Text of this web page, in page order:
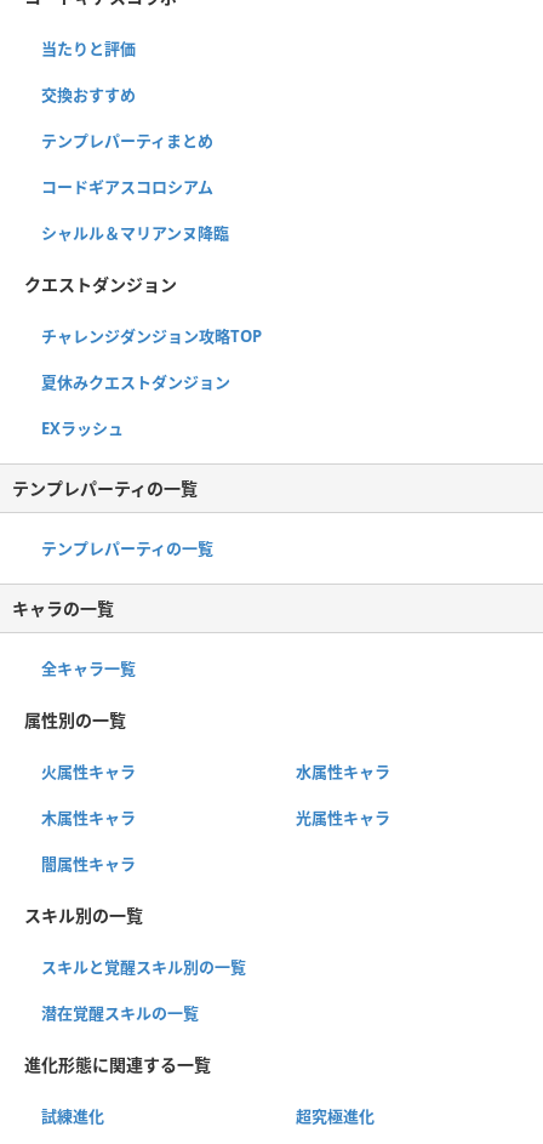
当たりと評価
交換おすすめ
テンプレパーティまとめ
コードギアスコロシアム
シャルル＆マリアンヌ降臨
クエストダンジョン
チャレンジダンジョン攻略TOP
夏休みクエストダンジョン
EXラッシュ
テンプレパーティの一覧
テンプレパーティの一覧
キャラの一覧
全キャラ一覧
属性別の一覧
火属性キャラ 水属性キャラ
木属性キャラ 光属性キャラ
闇属性キャラ
スキル別の一覧
スキルと覚醒スキル別の一覧
潜在覚醒スキルの一覧
進化形態に関連する一覧
試練進化 超究極進化